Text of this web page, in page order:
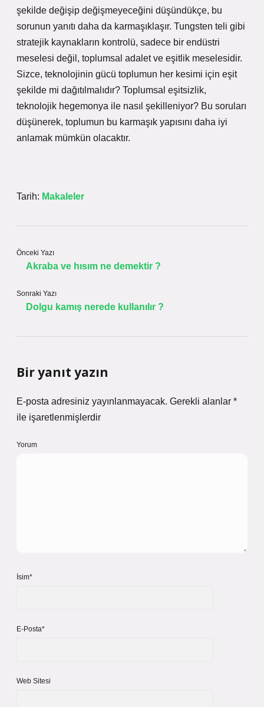
şekilde değişip değişmeyeceğini düşündükçe, bu
sorunun yanıtı daha da karmaşıklaşır. Tungsten teli gibi
stratejik kaynakların kontrolü, sadece bir endüstri
meselesi değil, toplumsal adalet ve eşitlik meselesidir.
Sizce, teknolojinin gücü toplumun her kesimi için eşit
şekilde mi dağıtılmalıdır? Toplumsal eşitsizlik,
teknolojik hegemonya ile nasıl şekilleniyor? Bu soruları
düşünerek, toplumun bu karmaşık yapısını daha iyi
anlamak mümkün olacaktır.
Tarih: Makaleler
Önceki Yazı
Akraba ve hısım ne demektir ?
Sonraki Yazı
Dolgu kamış nerede kullanılır ?
Bir yanıt yazın
E-posta adresiniz yayınlanmayacak. Gerekli alanlar *
ile işaretlenmişlerdir
Yorum
İsim*
E-Posta*
Web Sitesi